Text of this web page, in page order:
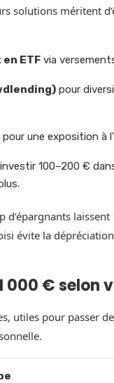
solutions méritent
ETF via
pour
une exposition à
100–200 €
d’épargnants
évite la
000 € selon
utiles pour passer